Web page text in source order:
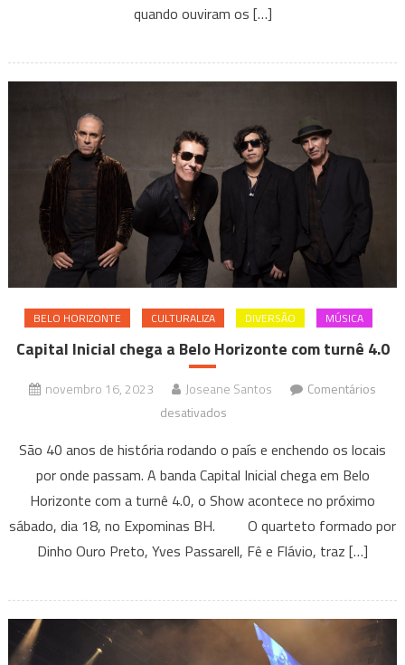
rock
para
mais
7000
pessoas
Horizonte
quando ouviram os […]
BELO HORIZONTE CULTURALIZA DIVERSÃO MÚSICA
Capital Inicial chega a Belo Horizonte com turnê 4.0
novembro 16, 2023 Joseane Santos
Comentários
desativados
Inicial
chega
a
Belo
Horizonte
4.0
São 40 anos de história rodando o país e enchendo os locais
por onde passam. A banda Capital Inicial chega em Belo
Horizonte com a turnê 4.0, o Show acontece no próximo
sábado, dia 18, no Expominas BH. O quarteto formado por
Dinho Ouro Preto, Yves Passarell, Fê e Flávio, traz […]